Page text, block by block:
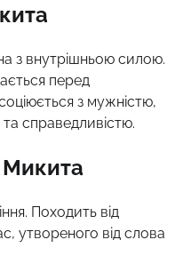
з внутрішньою силою.
перед
з мужністю,
справедливістю.
Микита
Походить від
утвореного від слова